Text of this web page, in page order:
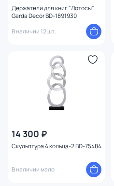
Держатели для книг "Лотосы"
Garda Decor BD-1891930
В наличии 12 шт.
14 300 ₽
Скульптура 4 кольца-2 BD-75484
В наличии мало
Изображение